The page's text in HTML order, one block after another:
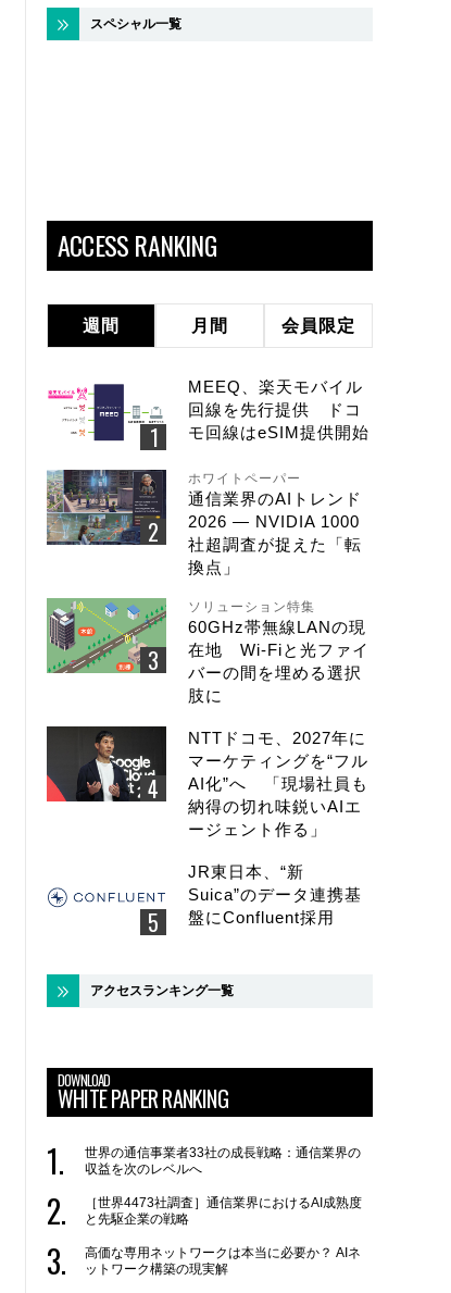
スペシャル一覧
ACCESS RANKING
週間 月間 会員限定
MEEQ、楽天モバイル
回線を先行提供 ドコ
モ回線はeSIM提供開始
ホワイトペーパー
通信業界のAIトレンド
2026 ― NVIDIA 1000
社超調査が捉えた「転
換点」
ソリューション特集
60GHz帯無線LANの現
在地 Wi-Fiと光ファイ
バーの間を埋める選択
肢に
NTTドコモ、2027年に
マーケティングを“フル
AI化”へ 「現場社員も
納得の切れ味鋭いAIエ
ージェント作る」
JR東日本、“新
Suica”のデータ連携基
盤にConfluent採用
アクセスランキング一覧
DOWNLOAD
WHITE PAPER RANKING
世界の通信事業者33社の成長戦略：通信業界の
収益を次のレベルへ
［世界4473社調査］通信業界におけるAI成熟度
と先駆企業の戦略
高価な専用ネットワークは本当に必要か？ AIネ
ットワーク構築の現実解